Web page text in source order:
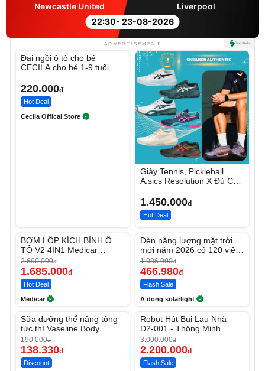
22:30- 23-08-2026
Newcastle United Liverpool
ADVERTISEMENT
Đai ngồi ô tô cho bé
CECILA cho bé 1-9 tuổi
220.000đ
Hot Deal
Cecila Offical Store
Giày Tennis, Pickleball
A.sics Resolution X Đủ Các
1.450.000đ
Hot Deal
-37%
BƠM LỐP KÍCH BÌNH Ô
TÔ V2 4IN1 Medicar
12.000mAh
2.690.000đ
1.685.000đ
Hot Deal
Medicar
-56%
Đèn năng lượng mặt trời
mới năm 2026 có 120 viên
LED lớn
1.086.000đ
466.980đ
Flash Sale
A dong solarlight
-27%
Sữa dưỡng thể nâng tông
tức thì Vaseline Body
190.000đ
138.330đ
Discount
-26%
Robot Hút Bụi Lau Nhà -
D2-001 - Thông Minh
3.000.000đ
2.200.000đ
Flash Sale